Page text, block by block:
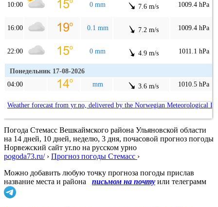
10:00 0 mm 7.6 m/s 1009.4 hPa
16:00 0.1 mm 7.2 m/s 1009.4 hPa
22:00 0 mm 4.9 m/s 1011.1 hPa
Понедельник 17-08-2026
04:00
mm 3.6 m/s 1010.5 hPa
Weather forecast from yr.no, delivered by the Norwegian Meteorological
Погода Стемасс Вешкаймского района Ульяновской области
на 14 дней, 10 дней, неделю, 3 дня, почасовой прогноз погоды
Норвежский сайт yr.no на русском урно
pogoda73.ru/› Прогноз погоды Стемасс ›
Можно добавить любую точку прогноза погоды прислав
название места и района
письмом на почту или телеграмм